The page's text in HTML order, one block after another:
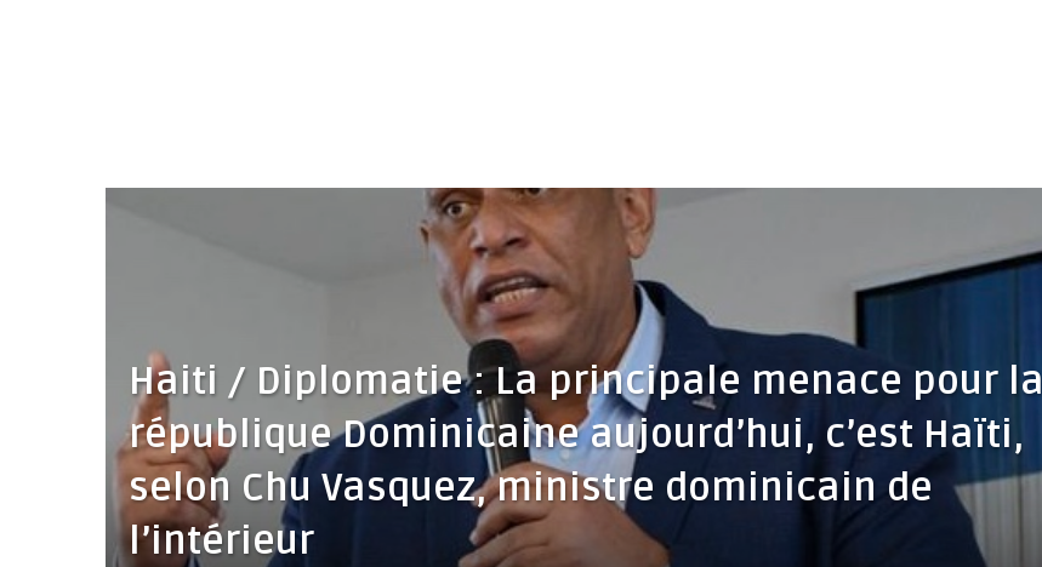
Haiti / Diplomatie : La principale menace pour la
république Dominicaine aujourd’hui, c’est Haïti,
selon Chu Vasquez, ministre dominicain de
l’intérieur